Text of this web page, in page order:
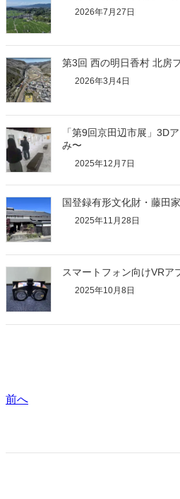
2026年7月27日
第3回 西の明日香村 北房
2026年3月4日
「第9回京田辺市展」3D
み〜
2025年12月7日
国登録有形文化財・藤田
2025年11月28日
スマートフォン向けVR
2025年10月8日
前へ